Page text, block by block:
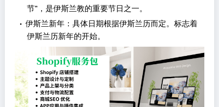
节”，是伊斯兰教的重要节日之一。
• 伊斯兰新年：具体日期根据伊斯兰历而定。标志着
伊斯兰历新年的开始。